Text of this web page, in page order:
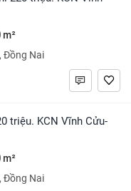
m²
Đồng Nai
m²
Đồng Nai